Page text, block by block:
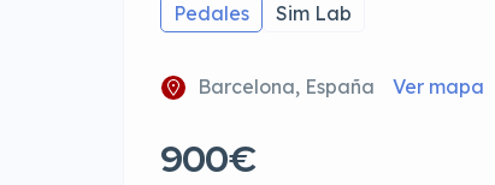
Pedales Sim Lab
Barcelona, España Ver mapa
900€